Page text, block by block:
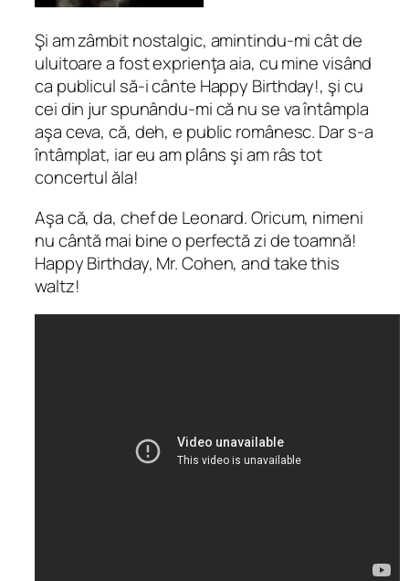
Şi am zâmbit nostalgic, amintindu-mi cât de
uluitoare a fost exprienţa aia, cu mine visând
ca publicul să-i cânte Happy Birthday!, şi cu
cei din jur spunându-mi că nu se va întâmpla
aşa ceva, că, deh, e public românesc. Dar s-a
întâmplat, iar eu am plâns şi am râs tot
concertul ăla!
Aşa că, da, chef de Leonard. Oricum, nimeni
nu cântă mai bine o perfectă zi de toamnă!
Happy Birthday, Mr. Cohen, and take this
waltz!